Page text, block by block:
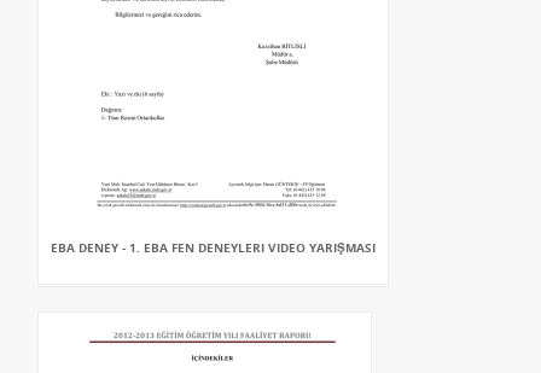
EBA DENEY - 1. EBA FEN DENEYLERI VIDEO YARIŞMASI